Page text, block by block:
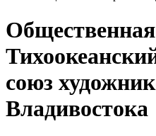
союз
Владивостока